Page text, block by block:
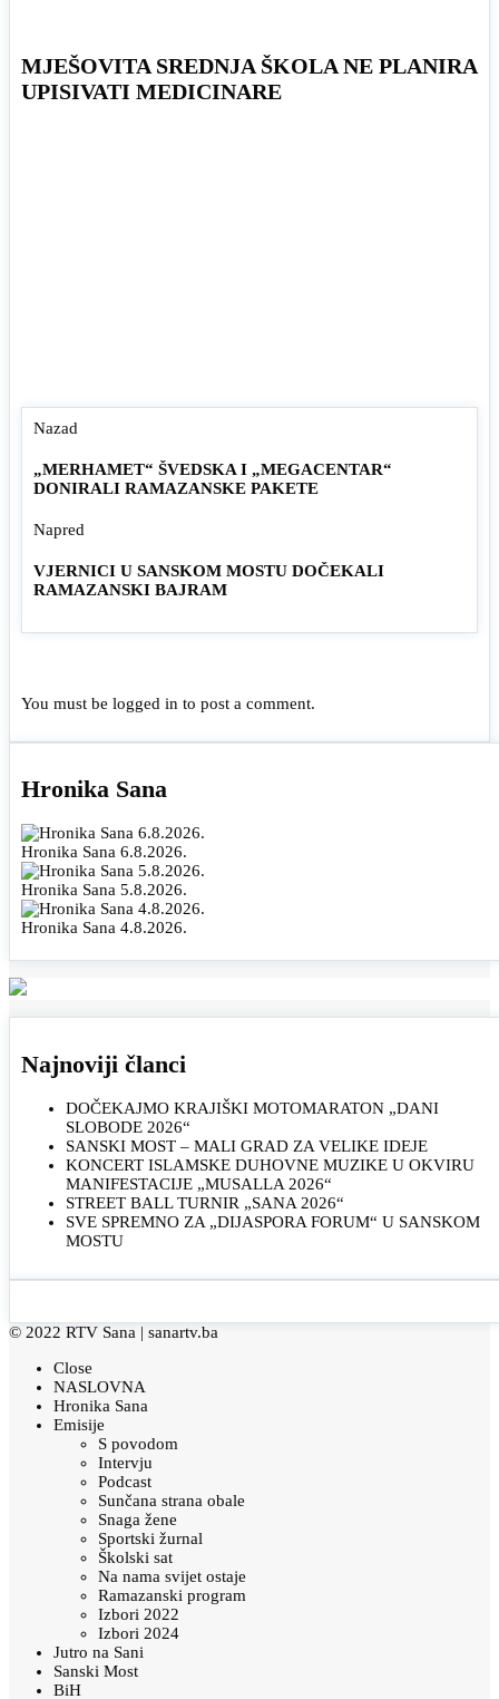
MJEŠOVITA SREDNJA ŠKOLA NE PLANIRA
UPISIVATI MEDICINARE
Nazad
„MERHAMET“ ŠVEDSKA I „MEGACENTAR“
DONIRALI RAMAZANSKE PAKETE
Napred
VJERNICI U SANSKOM MOSTU DOČEKALI
RAMAZANSKI BAJRAM
You must be logged in to post a comment.
Hronika Sana
Hronika Sana 6.8.2026.
Hronika Sana 5.8.2026.
Hronika Sana 4.8.2026.
Najnoviji članci
DOČEKAJMO KRAJIŠKI MOTOMARATON „DANI
SLOBODE 2026“
SANSKI MOST – MALI GRAD ZA VELIKE IDEJE
KONCERT ISLAMSKE DUHOVNE MUZIKE U OKVIRU
MANIFESTACIJE „MUSALLA 2026“
STREET BALL TURNIR „SANA 2026“
SVE SPREMNO ZA „DIJASPORA FORUM“ U SANSKOM
MOSTU
© 2022 RTV Sana | sanartv.ba
Close
NASLOVNA
Hronika Sana
Emisije
S povodom
Intervju
Podcast
Sunčana strana obale
Snaga žene
Sportski žurnal
Školski sat
Na nama svijet ostaje
Ramazanski program
Izbori 2022
Izbori 2024
Jutro na Sani
Sanski Most
BiH